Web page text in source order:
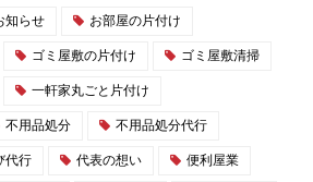
知らせ お部屋の片付け
ゴミ屋敷の片付け ゴミ屋敷清掃
一軒家丸ごと片付け
不用品処分 不用品処分代行
代行 代表の想い 便利屋業